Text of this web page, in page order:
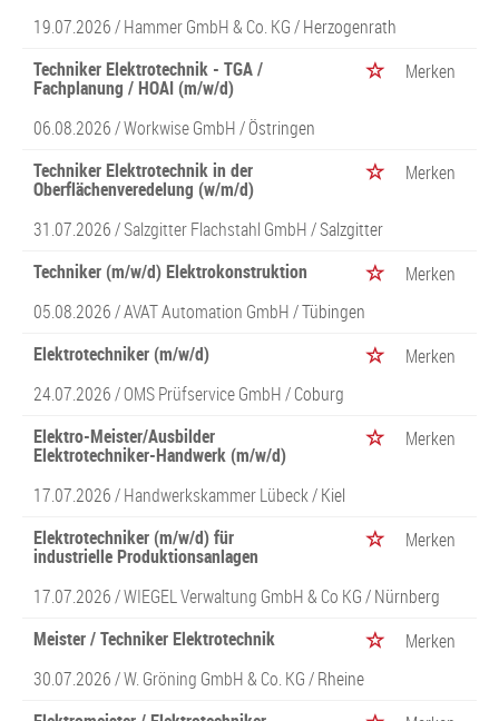
19.07.2026 /Hammer GmbH & Co. KG/ Herzogenrath
Techniker Elektrotechnik - TGA /
Fachplanung / HOAI (m/w/d)
Merken
06.08.2026 /Workwise GmbH/ Östringen
Techniker Elektrotechnik in der
Oberflächenveredelung (w/m/d)
Merken
31.07.2026 /Salzgitter Flachstahl GmbH/ Salzgitter
Techniker (m/w/d) Elektrokonstruktion
Merken
05.08.2026 /AVAT Automation GmbH/ Tübingen
Elektrotechniker (m/w/d)
Merken
24.07.2026 /OMS Prüfservice GmbH/ Coburg
Elektro-Meister/Ausbilder
Elektrotechniker-Handwerk (m/w/d)
Merken
17.07.2026 /Handwerkskammer Lübeck/ Kiel
Elektrotechniker (m/w/d) für
industrielle Produktionsanlagen
Merken
17.07.2026 /WIEGEL Verwaltung GmbH & Co KG/ Nürnberg
Meister / Techniker Elektrotechnik
Merken
30.07.2026 /W. Gröning GmbH & Co. KG/ Rheine